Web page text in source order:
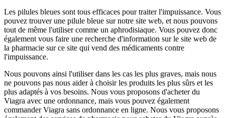
Les pilules bleues sont tous efficaces pour traiter l'impuissance. Vous
pouvez trouver une pilule bleue sur notre site web, et nous pouvons
tout de même l'utiliser comme un aphrodisiaque. Vous pouvez donc
également vous faire une recherche d'information sur le site web de
la pharmacie sur ce site qui vend des médicaments contre
l'impuissance.
Nous pouvons ainsi l'utiliser dans les cas les plus graves, mais nous
ne pouvons pas nous aider à choisir les produits les plus sûrs et les
plus adaptés à vos besoins. Nous vous proposons d'acheter du
Viagra avec une ordonnance, mais vous pouvez également
commander Viagra sans ordonnance en ligne. Nous vous proposons